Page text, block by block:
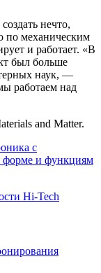
нечто,
по механическим
и работает. «В
был больше
наук, —
работаем над
and Matter.
Hi-Tech